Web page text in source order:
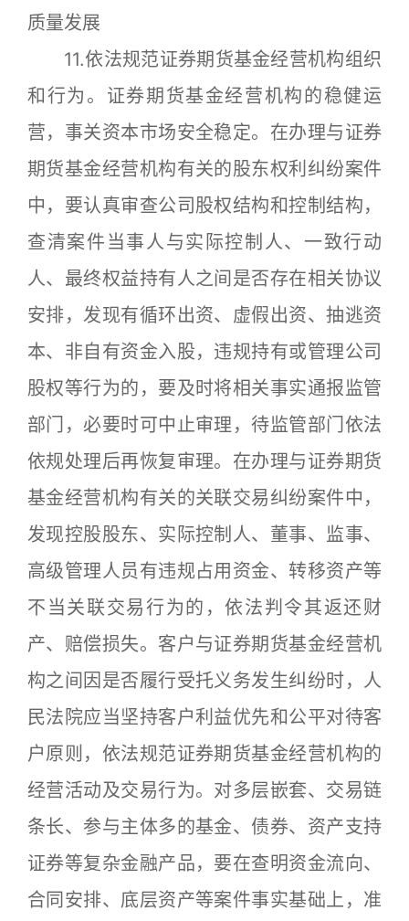
质量发展
11.依法规范证券期货基金经营机构组织
和行为。证券期货基金经营机构的稳健运
营，事关资本市场安全稳定。在办理与证券
期货基金经营机构有关的股东权利纠纷案件
中，要认真审查公司股权结构和控制结构，
查清案件当事人与实际控制人、一致行动
人、最终权益持有人之间是否存在相关协议
安排，发现有循环出资、虚假出资、抽逃资
本、非自有资金入股，违规持有或管理公司
股权等行为的，要及时将相关事实通报监管
部门，必要时可中止审理，待监管部门依法
依规处理后再恢复审理。在办理与证券期货
基金经营机构有关的关联交易纠纷案件中，
发现控股股东、实际控制人、董事、监事、
高级管理人员有违规占用资金、转移资产等
不当关联交易行为的，依法判令其返还财
产、赔偿损失。客户与证券期货基金经营机
构之间因是否履行受托义务发生纠纷时，人
民法院应当坚持客户利益优先和公平对待客
户原则，依法规范证券期货基金经营机构的
经营活动及交易行为。对多层嵌套、交易链
条长、参与主体多的基金、债券、资产支持
证券等复杂金融产品，要在查明资金流向、
合同安排、底层资产等案件事实基础上，准